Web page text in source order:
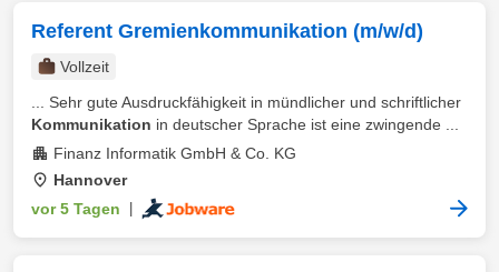
Referent Gremienkommunikation (m/w/d)
Vollzeit
... Sehr gute Ausdruckfähigkeit in mündlicher und schriftlicher
Kommunikation in deutscher Sprache ist eine zwingende ...
Finanz Informatik GmbH & Co. KG
Hannover
vor 5 Tagen